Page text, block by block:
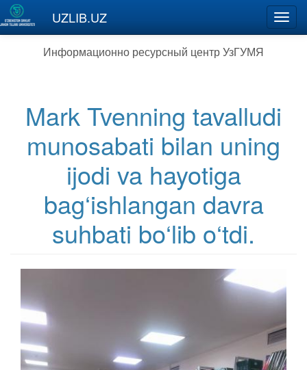
Перейти к основному содержанию
UZLIB.UZ
Информационно ресурсный центр УзГУМЯ
Mark Tvenning tavalludi
munosabati bilan uning
ijodi va hayotiga
bag‘ishlangan davra
suhbati bo‘lib o‘tdi.